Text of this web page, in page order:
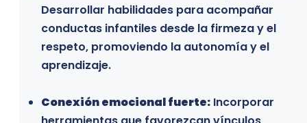
Desarrollar habilidades para acompañar
conductas infantiles desde la firmeza y el
respeto, promoviendo la autonomía y el
aprendizaje.
Conexión emocional fuerte: Incorporar
escolares y buscan integrar enfoques de
crianza respetuosa, disciplina positiva y
desarrollo socioemocional en su práctica
pedagógica.
Profesionales de la salud y